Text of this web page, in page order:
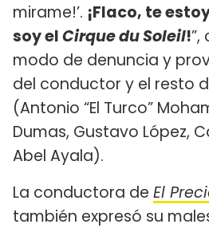
mirame!’. ¡Flaco, te
soy elCirque du Soleil!”,
modo de denuncia y
del conductor y el resto
(Antonio “El Turco”
Dumas, Gustavo López,
Abel Ayala).
La conductora de El
también expresó su